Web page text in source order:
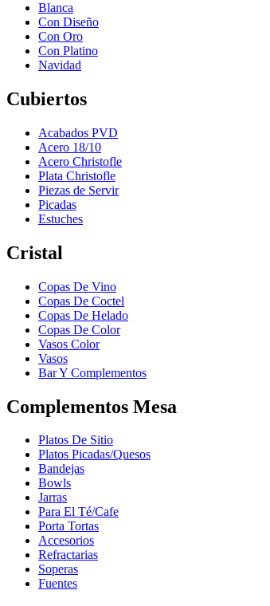
Blanca
Con Diseño
Con Oro
Con Platino
Navidad
Cubiertos
Acabados PVD
Acero 18/10
Acero Christofle
Plata Christofle
Piezas de Servir
Picadas
Estuches
Cristal
Copas De Vino
Copas De Coctel
Copas De Helado
Copas De Color
Vasos Color
Vasos
Bar Y Complementos
Complementos Mesa
Platos De Sitio
Platos Picadas/Quesos
Bandejas
Bowls
Jarras
Para El Té/Cafe
Porta Tortas
Accesorios
Refractarias
Soperas
Fuentes